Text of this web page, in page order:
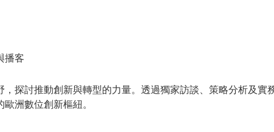
播客
探討推動創新與轉型的力量。透過獨家訪談、策略分析及實
洲數位創新樞紐。